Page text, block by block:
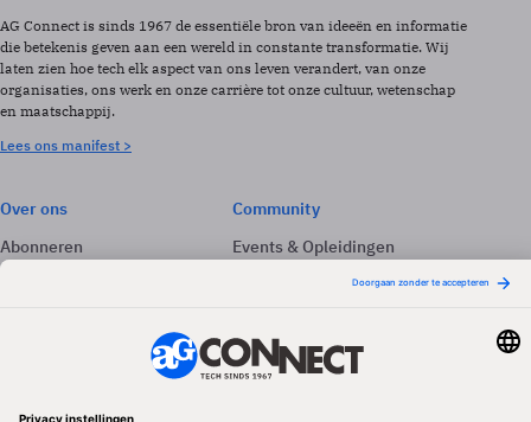
AG Connect is sinds 1967 de essentiële bron van ideeën en informatie
die betekenis geven aan een wereld in constante transformatie. Wij
laten zien hoe tech elk aspect van ons leven verandert, van onze
organisaties, ons werk en onze carrière tot onze cultuur, wetenschap
en maatschappij.
Lees ons manifest >
Over ons
Abonneren
Adverteren
Community
Events & Opleidingen